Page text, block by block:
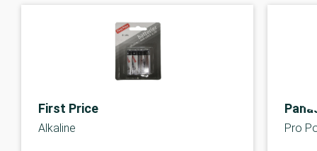
First Price
Alkaline Pro